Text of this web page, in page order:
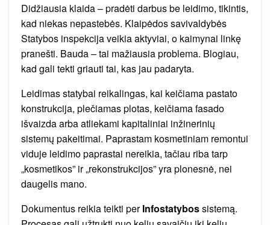
Didžiausia klaida – pradėti darbus be leidimo, tikintis,
kad niekas nepastebės. Klaipėdos savivaldybės
Statybos inspekcija veikia aktyviai, o kaimynai linkę
pranešti. Bauda – tai mažiausia problema. Blogiau,
kad gali tekti griauti tai, kas jau padaryta.
Leidimas statybai reikalingas, kai keičiama pastato
konstrukcija, plečiamas plotas, keičiama fasado
išvaizda arba atliekami kapitaliniai inžinerinių
sistemų pakeitimai. Paprastam kosmetiniam remontui
viduje leidimo paprastai nereikia, tačiau riba tarp
„kosmetikos” ir „rekonstrukcijos” yra plonesnė, nei
daugelis mano.
Dokumentus reikia teikti perInfostatybossistemą.